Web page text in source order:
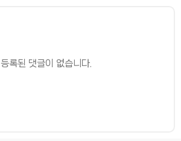
등록된 댓글이 없습니다.